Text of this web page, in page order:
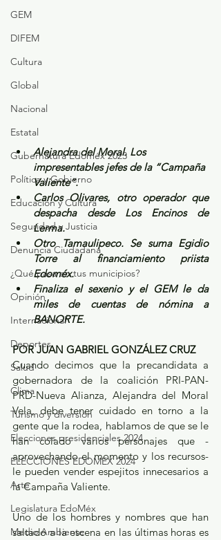
GEM
DIFEM
Cultura
Global
Nacional
Estatal
Gubernatura Edoméx 2023
Política y Gobierno
Educación y Cultura
Seguridad y Justicia
Denuncia Ciudadana
¿Qué pasa en tus municipios?
Opinión
Internacional
Deportes
Salud
Clima
Turismo y diversión
Elecciones presidenciales 2024
ELECCIONES EDOMEX 2024
Arte
Legislatura EdoMéx
Medio Ambiente
Alejandra del Moral. Los
impresentables jefes de la “Campaña
Valiente”.
Carlos Olivares, otro operador que
despacha desde Los Encinos de
Lerma.
Otro Tamaulipeco. Se suma Egidio
Torre al financiamiento priista
Edoméx.
Finaliza el sexenio y el GEM le da
miles de cuentas de nómina a
BANORTE.
POR JUAN GABRIEL GONZÁLEZ CRUZ
Cuando decimos que la precandidata a
gobernadora de la coalición PRI-PAN-
PRD-Nueva Alianza, Alejandra del Moral
Vela, debe tener cuidado en torno a la
gente que la rodea, hablamos de que se le
han colado varios personajes que -
aprovechando el momento y los recursos-
le pueden vender espejitos innecesarios a
la Campaña Valiente.
Uno de los hombres y nombres que han
saltado a la escena en las últimas horas es